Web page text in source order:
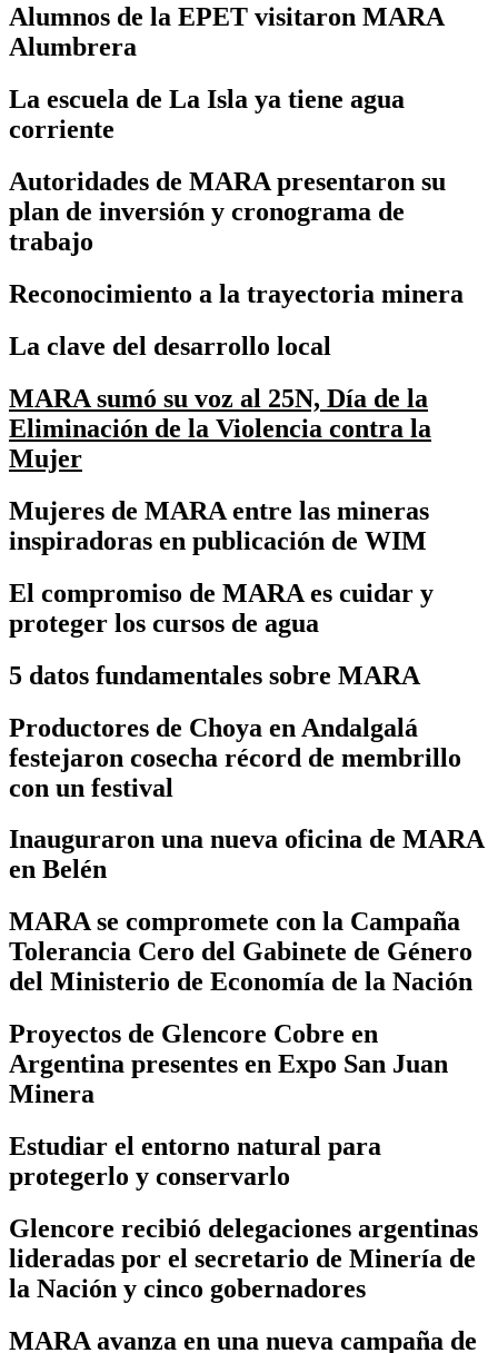
Alumnos de la EPET visitaron MARA
Alumbrera
La escuela de La Isla ya tiene agua
corriente
Autoridades de MARA presentaron su
plan de inversión y cronograma de
trabajo
Reconocimiento a la trayectoria minera
La clave del desarrollo local
MARA sumó su voz al 25N, Día de la
Eliminación de la Violencia contra la
Mujer
Mujeres de MARA entre las mineras
inspiradoras en publicación de WIM
El compromiso de MARA es cuidar y
proteger los cursos de agua
5 datos fundamentales sobre MARA
Productores de Choya en Andalgalá
festejaron cosecha récord de membrillo
con un festival
Inauguraron una nueva oficina de MARA
en Belén
MARA se compromete con la Campaña
Tolerancia Cero del Gabinete de Género
del Ministerio de Economía de la Nación
Proyectos de Glencore Cobre en
Argentina presentes en Expo San Juan
Minera
Estudiar el entorno natural para
protegerlo y conservarlo
Glencore recibió delegaciones argentinas
lideradas por el secretario de Minería de
la Nación y cinco gobernadores
MARA avanza en una nueva campaña de